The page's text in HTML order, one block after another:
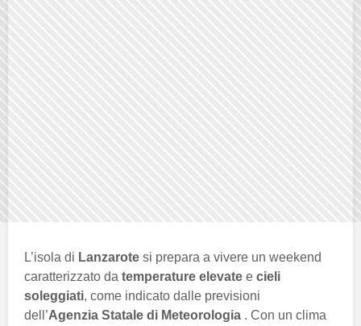
L’isola di Lanzarote si prepara a vivere un weekend
caratterizzato da temperature elevate e cieli
soleggiati, come indicato dalle previsioni
dell’Agenzia Statale di Meteorologia . Con un clima